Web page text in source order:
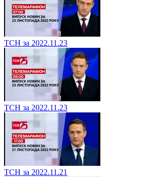
ТСН за 2022.11.23
ТСН за 2022.11.23
ТСН за 2022.11.21